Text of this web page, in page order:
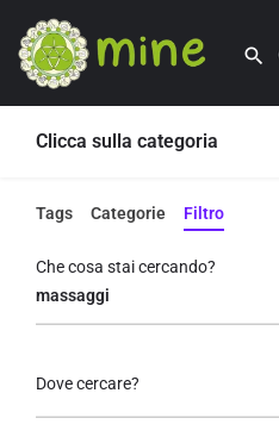
Clicca sulla categoria
Tags Categorie Filtro
Che cosa stai cercando?
Dove cercare?